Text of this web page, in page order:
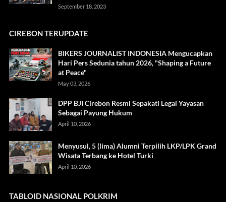
September 18, 2023
CIREBON TERUPDATE
BIKERS JOURNALIST INDONESIA Mengucapkan
Hari Pers Sedunia tahun 2026, "Shaping a Future
at Peace"
May 03, 2026
DPP BJI Cirebon Resmi Sepakati Legal Yayasan
Sebagai Payung Hukum
April 10, 2026
Menyusul, 5 (lima) Alumni Terpilih LKP/LPK Grand
Wisata Terbang ke Hotel Turki
April 10, 2026
TABLOID NASIONAL POLKRIM